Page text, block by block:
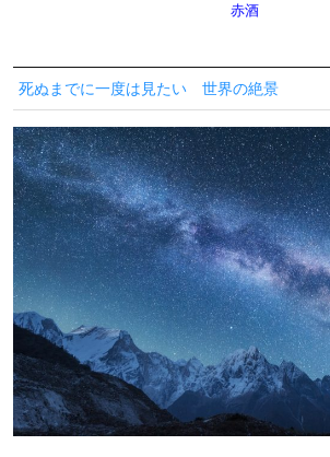
赤酒
死ぬまでに一度は見たい 世界の絶景